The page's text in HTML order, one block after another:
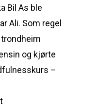
Bil As ble
Ali. Som regel
og kjørte
–